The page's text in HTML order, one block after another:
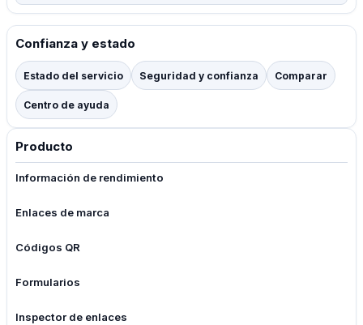
Confianza y estado
Estado del servicio Seguridad y confianza Comparar
Centro de ayuda
Producto
Información de rendimiento
Enlaces de marca
Códigos QR
Formularios
Inspector de enlaces